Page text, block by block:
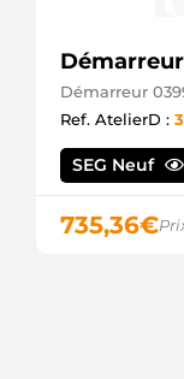
Démarreur
Démarreur
Ref. AtelierD :
SEG Neuf
735,36€